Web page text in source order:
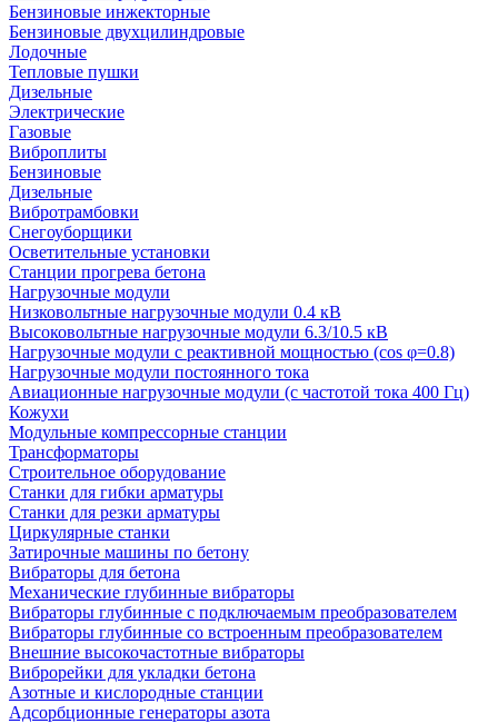
Бензиновые инжекторные
Бензиновые двухцилиндровые
Лодочные
Тепловые пушки
Дизельные
Электрические
Газовые
Виброплиты
Бензиновые
Дизельные
Вибротрамбовки
Снегоуборщики
Осветительные установки
Станции прогрева бетона
Нагрузочные модули
Низковольтные нагрузочные модули 0.4 кВ
Высоковольтные нагрузочные модули 6.3/10.5 кВ
Нагрузочные модули с реактивной мощностью (cos φ=0.8)
Нагрузочные модули постоянного тока
Авиационные нагрузочные модули (с частотой тока 400 Гц)
Кожухи
Модульные компрессорные станции
Трансформаторы
Строительное оборудование
Станки для гибки арматуры
Станки для резки арматуры
Циркулярные станки
Затирочные машины по бетону
Вибраторы для бетона
Механические глубинные вибраторы
Вибраторы глубинные с подключаемым преобразователем
Вибраторы глубинные со встроенным преобразователем
Внешние высокочастотные вибраторы
Виброрейки для укладки бетона
Азотные и кислородные станции
Адсорбционные генераторы азота